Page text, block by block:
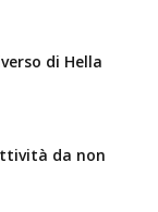
di Hella
da non